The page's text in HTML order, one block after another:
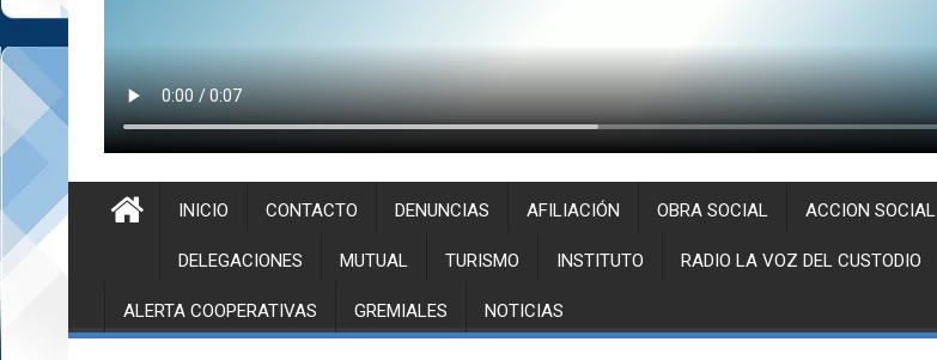
INICIO CONTACTO DENUNCIAS AFILIACIÓN OBRA SOCIAL ACCION SOCIAL
DELEGACIONES MUTUAL TURISMO INSTITUTO RADIO LA VOZ DEL CUSTODIO
ALERTA COOPERATIVAS GREMIALES NOTICIAS